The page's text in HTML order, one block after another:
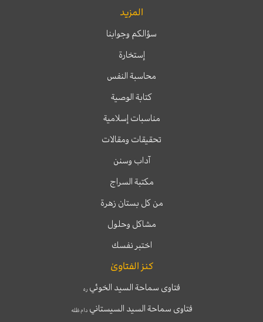
المزيد
سؤالكم وجوابنا
إستخارة
محاسبة النفس
كتابة الوصية
مناسبات إسلامية
تحقيقات ومقالات
آداب وسنن
مكتبة السراج
من كل بستان زهرة
مشاكل وحلول
اختبر نفسك
كنز الفتاوىٰ
فتاوى سماحة السيد الخوئيره
فتاوى سماحة السيد السيستانيدام ظله